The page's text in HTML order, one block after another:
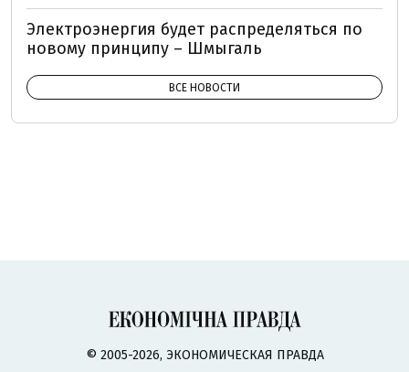
Электроэнергия будет распределяться по
новому принципу – Шмыгаль
ВСЕ НОВОСТИ
© 2005-2026, ЭКОНОМИЧЕСКАЯ ПРАВДА